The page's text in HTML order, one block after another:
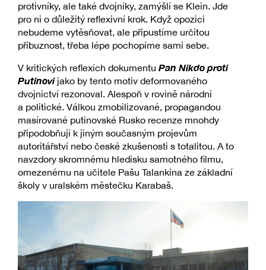
protivníky, ale také dvojníky, zamýšlí se Klein. Jde
pro ni o důležitý reflexivní krok. Když opozici
nebudeme vytěsňovat, ale připustíme určitou
příbuznost, třeba lépe pochopíme sami sebe.
V kritických reflexích dokumentu Pan Nikdo proti
Putinovijako by tento motiv deformovaného
dvojnictví rezonoval. Alespoň v rovině národní
a politické. Válkou zmobilizované, propagandou
masírované putinovské Rusko recenze mnohdy
připodobňují k jiným současným projevům
autoritářství nebo české zkušenosti s totalitou. A to
navzdory skromnému hledisku samotného filmu,
omezenému na učitele Pašu Talankina ze základní
školy v uralském městečku Karabaš.